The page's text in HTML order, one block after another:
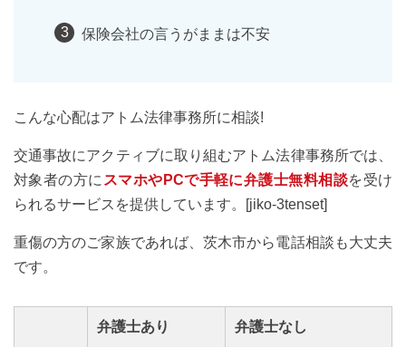
保険会社の言うがままは不安
こんな心配はアトム法律事務所に相談!
交通事故にアクティブに取り組むアトム法律事務所では、
対象者の方に スマホやPCで手軽に弁護士無料相談を受け
られるサービスを提供しています。[jiko-3tenset]
重傷の方のご家族であれば、茨木市から電話相談も大丈夫
です。
弁護士あり 弁護士なし